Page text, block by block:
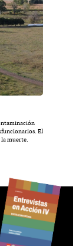
El
muerte.